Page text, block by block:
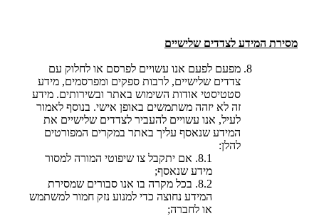
מסירת המידע לצדדים שלישיים
מפעם לפעם אנו עשויים לפרסם או לחלוק עם
צדדים שלישיים, לרבות ספקים ומפרסמים, מידע
סטטיסטי אודות השימוש באתר ובשירותים. מידע
זה לא יזהה משתמשים באופן אישי. בנוסף לאמור
לעיל, אנו עשויים להעביר לצדדים שלישיים את
המידע שנאסף עליך באתר במקרים המפורטים
להלן:
8.1. אם יתקבל צו שיפוטי המורה למסור
מידע שנאסף;
8.2. בכל מקרה בו אנו סבורים שמסירת
המידע נחוצה כדי למנוע נזק חמור למשתמש
או לחברה;